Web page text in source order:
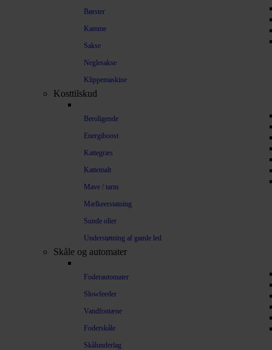
Børster
Kamme
Sakse
Neglesakse
Klippemaskine
Kosttilskud
Beroligende
Energiboost
Kattegræs
Kattemalt
Mave / tarm
Mælkeerstatning
Sunde olier
Understøtning af gamle led
Skåle og automater
Foderautomater
Slowfeeder
Vandfontæne
Foderskåle
Skålunderlag